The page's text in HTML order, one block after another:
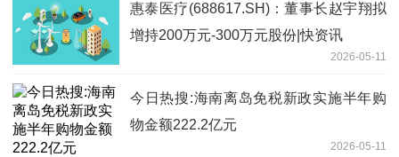
惠泰医疗(688617.SH)：董事长赵宇翔拟
增持200万元-300万元股份|快资讯
2026-05-11
今日热搜:海南离岛免税新政实施半年购
物金额222.2亿元
2026-05-11